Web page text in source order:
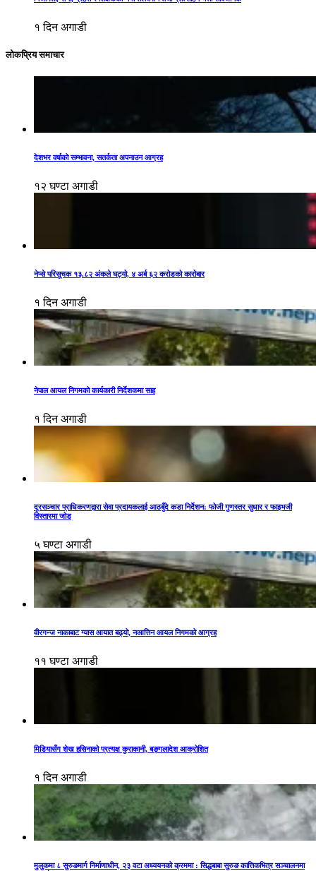
१ दिन अगाडी
लोकप्रिय समाचार
देशभर वर्षाको सम्भावना, सतर्कता अपनाउन आग्रह
१२ घण्टा अगाडी
नेप्से परिसूचक १३.८२ अंकले घट्यो, ४ अर्ब ६२ करोडको कारोबार
१ दिन अगाडी
नेपाल आयल निगमको कार्यकारी निर्देशकमा साह
१ दिन अगाडी
दूरसञ्चार प्राधिकरणद्वारा सेवा प्रदायकलाई आठबुँदे कडा निर्देशन: फोजी गुणस्तर सुधार र फाइभजी
विस्तारमा जोड
५ घण्टा अगाडी
वीरगन्ज नाकाबाट ग्यास आयात बढ्यो, नआत्तिन आयल निगमको आग्रह
११ घण्टा अगाडी
मिडियासँग शेख हसिनाको प्रत्यक्ष कुराकानी, बङ्गलादेश आक्रोशित
१ दिन अगाडी
मुलुकमा ८ सुरुङमार्ग निर्माणाधीन, २३ वटा अध्ययनको क्रममा : सिद्धबाबा सुरुङ कात्तिकभित्र सञ्चालनमा